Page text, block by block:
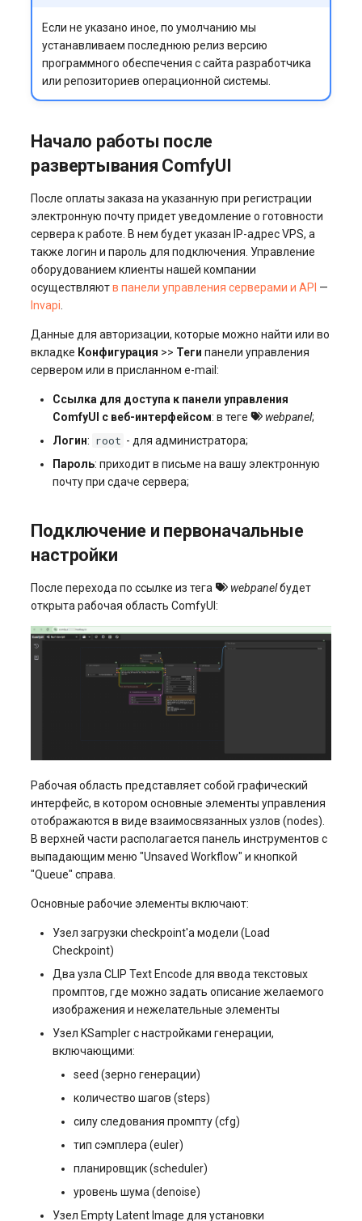
Если не указано иное, по умолчанию мы
устанавливаем последнюю релиз версию
программного обеспечения с сайта разработчика
или репозиториев операционной системы.
Начало работы после
развертывания ComfyUI
После оплаты заказа на указанную при регистрации
электронную почту придет уведомление о готовности
сервера к работе. В нем будет указан IP-адрес VPS, а
также логин и пароль для подключения. Управление
оборудованием клиенты нашей компании
осуществляютв панели управления серверами и API —
Invapi
Данные для авторизации, которые можно найти или во
вкладке Конфигурация >> Теги панели управления
сервером или в присланном e-mail:
Ссылка для доступа к панели управления
ComfyUI с веб-интерфейсом: в теге webpanel;
Логин: root - для администратора;
Пароль: приходит в письме на вашу электронную
почту при сдаче сервера;
Подключение и первоначальные
настройки
После перехода по ссылке из тега webpanelбудет
открыта рабочая область ComfyUI:
Рабочая область представляет собой графический
интерфейс, в котором основные элементы управления
отображаются в виде взаимосвязанных узлов (nodes).
В верхней части располагается панель инструментов с
выпадающим меню "Unsaved Workflow" и кнопкой
"Queue" справа.
Основные рабочие элементы включают:
Узел загрузки checkpoint'а модели (Load
Checkpoint)
Два узла CLIP Text Encode для ввода текстовых
промптов, где можно задать описание желаемого
изображения и нежелательные элементы
Узел KSampler с настройками генерации,
включающими:
seed (зерно генерации)
количество шагов (steps)
силу следования промпту (cfg)
тип сэмплера (euler)
планировщик (scheduler)
уровень шума (denoise)
Узел Empty Latent Image для установки